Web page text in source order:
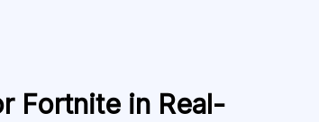
Fortnite in Real-